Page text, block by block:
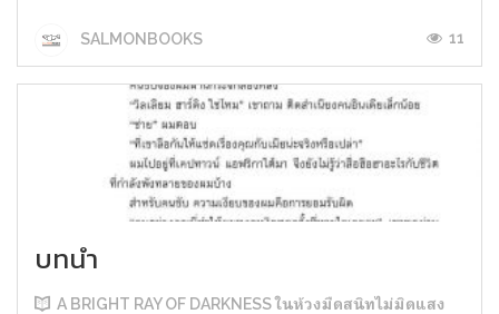
SALMONBOOKS 11
บทนำ
A BRIGHT RAY OF DARKNESS ในห้วงมืดสนิทไม่มิดแสง